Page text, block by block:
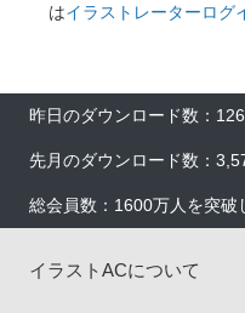
はイラストレーターログ
昨日のダウンロード数：
先月のダウンロード数：
総会員数：1600万人を突破
イラストACについて